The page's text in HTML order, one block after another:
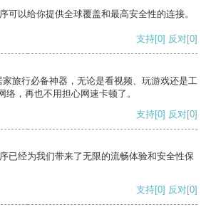
可以给你提供全球覆盖和最高安全性的连接。
支持[0] 反对[0]
旅行必备神器，无论是看视频、玩游戏还是工
络，再也不用担心网速卡顿了。
支持[0] 反对[0]
已经为我们带来了无限的流畅体验和安全性保
支持[0] 反对[0]